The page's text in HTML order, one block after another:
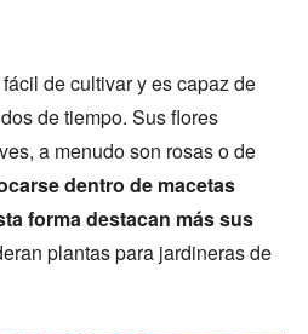
de cultivar y es capaz de
de tiempo. Sus flores
a menudo son rosas o de
dentro de macetas
forma destacan más sus
plantas para jardineras de